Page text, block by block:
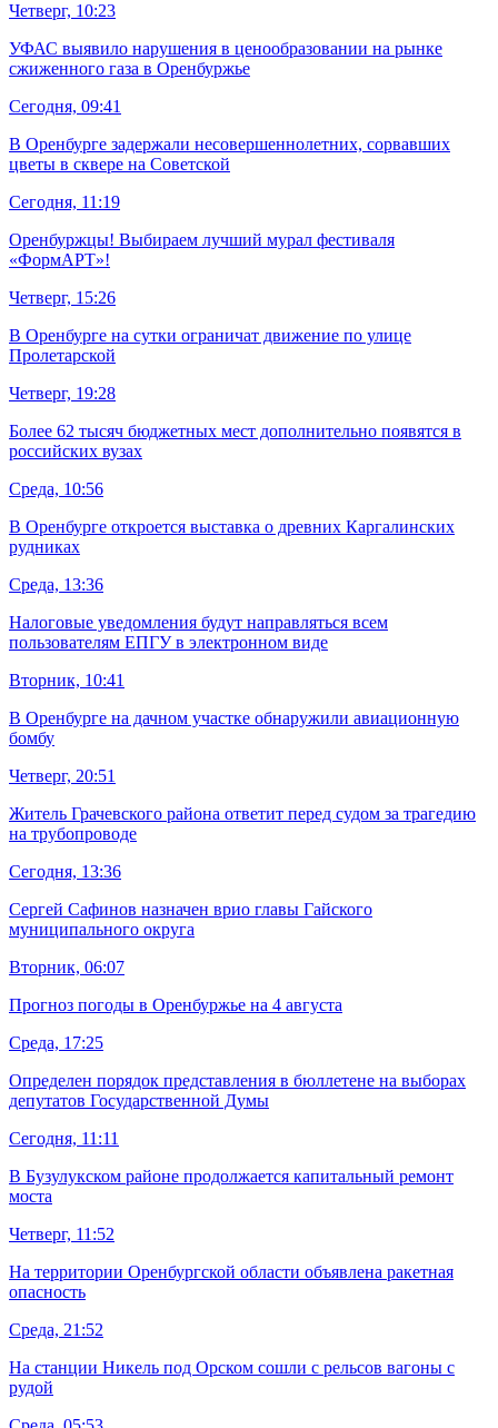
Четверг, 10:23
УФАС выявило нарушения в ценообразовании на рынке
сжиженного газа в Оренбуржье
Сегодня, 09:41
В Оренбурге задержали несовершеннолетних, сорвавших
цветы в сквере на Советской
Сегодня, 11:19
Оренбуржцы! Выбираем лучший мурал фестиваля
«ФормАРТ»!
Четверг, 15:26
В Оренбурге на сутки ограничат движение по улице
Пролетарской
Четверг, 19:28
Более 62 тысяч бюджетных мест дополнительно появятся в
российских вузах
Среда, 10:56
В Оренбурге откроется выставка о древних Каргалинских
рудниках
Среда, 13:36
Налоговые уведомления будут направляться всем
пользователям ЕПГУ в электронном виде
Вторник, 10:41
В Оренбурге на дачном участке обнаружили авиационную
бомбу
Четверг, 20:51
Житель Грачевского района ответит перед судом за трагедию
на трубопроводе
Сегодня, 13:36
Сергей Сафинов назначен врио главы Гайского
муниципального округа
Вторник, 06:07
Прогноз погоды в Оренбуржье на 4 августа
Среда, 17:25
Определен порядок представления в бюллетене на выборах
депутатов Государственной Думы
Сегодня, 11:11
В Бузулукском районе продолжается капитальный ремонт
моста
Четверг, 11:52
На территории Оренбургской области объявлена ракетная
опасность
Среда, 21:52
На станции Никель под Орском сошли с рельсов вагоны с
рудой